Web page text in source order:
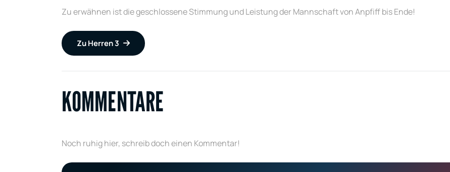
Zu erwähnen ist die geschlossene Stimmung und Leistung der Mannschaft von Anpfiff bis Ende!
Zu Herren 3
KOMMENTARE
Noch ruhig hier, schreib doch einen Kommentar!